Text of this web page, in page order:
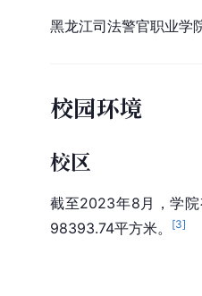
黑龙江司法警官职业学
校园环境
校区
截至2023年8月，学
98393.74平方米。
[3]